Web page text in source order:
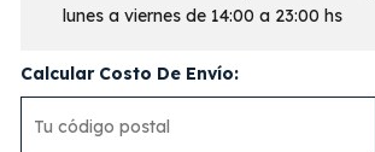
lunes a viernes de 14:00 a 23:00 hs
Calcular Costo De Envío: